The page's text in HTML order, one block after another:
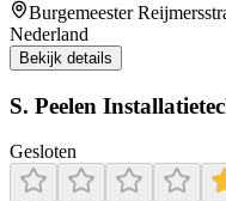
Burgemeester
Nederland
Bekijk details
S. Peelen
Gesloten